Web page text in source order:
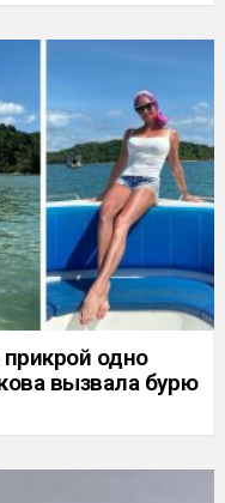
одно
вызвала бурю